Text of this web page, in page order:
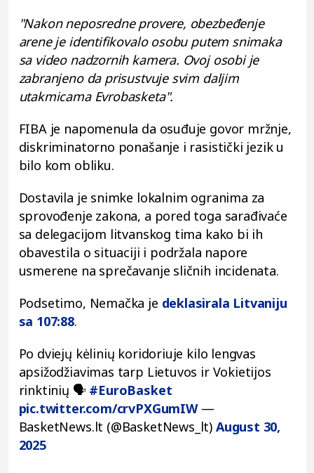
"Nakon neposredne provere, obezbeđenje
arene je identifikovalo osobu putem snimaka
sa video nadzornih kamera. Ovoj osobi je
zabranjeno da prisustvuje svim daljim
utakmicama Evrobasketa".
FIBA je napomenula da osuđuje govor mržnje,
diskriminatorno ponašanje i rasistički jezik u
bilo kom obliku.
Dostavila je snimke lokalnim ogranima za
sprovođenje zakona, a pored toga sarađivaće
sa delegacijom litvanskog tima kako bi ih
obavestila o situaciji i podržala napore
usmerene na sprečavanje sličnih incidenata.
Podsetimo, Nemačka je deklasirala Litvaniju
sa 107:88.
Po dviejų kėlinių koridoriuje kilo lengvas
apsižodžiavimas tarp Lietuvos ir Vokietijos
rinktinių 🗣️ #EuroBasket
pic.twitter.com/crvPXGumIW—
BasketNews.lt (@BasketNews_lt) August 30,
2025